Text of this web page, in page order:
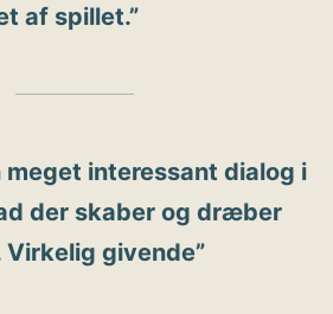
af spillet.”
meget interessant dialog i
der skaber og dræber
givende”